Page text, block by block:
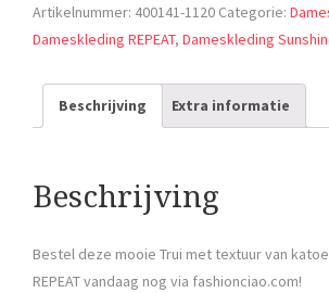
Artikelnummer: 400141-1120 Categorie:
Dameskleding REPEAT, Dameskleding
Beschrijving Extra informatie
Beschrijving
Bestel deze mooie Trui met textuur van
REPEAT vandaag nog via fashionciao.com!